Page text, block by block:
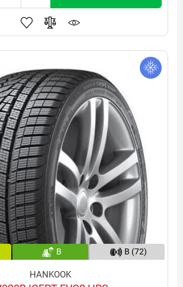
B B (72)
HANKOOK